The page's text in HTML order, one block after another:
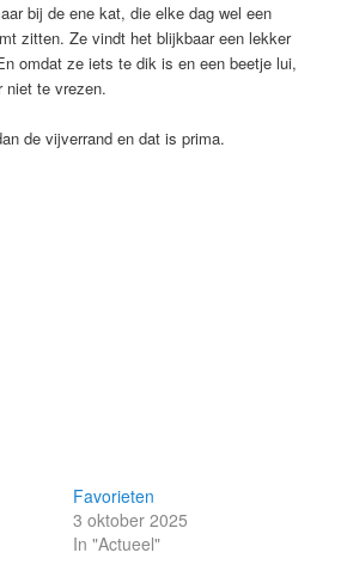
bij de ene kat, die elke dag wel een
zitten. Ze vindt het blijkbaar een lekker
omdat ze iets te dik is en een beetje lui,
niet te vrezen.
de vijverrand en dat is prima.
Favorieten
3 oktober 2025
In "Actueel"